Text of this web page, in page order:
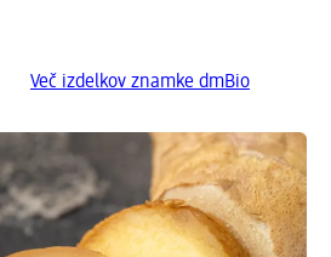
Več izdelkov znamke dmBio